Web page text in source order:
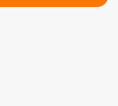
octobre à 19h >